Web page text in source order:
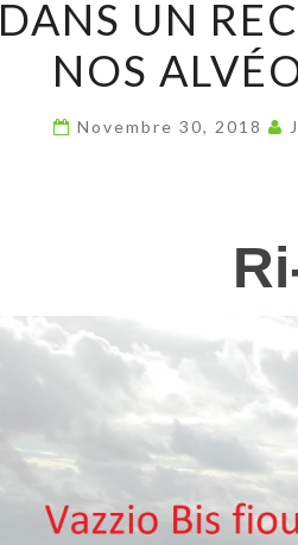
DANS UN
NOS
Novembre 30, 2018